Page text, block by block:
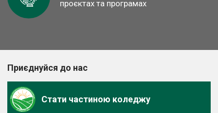
проєктах та програмах
Приєднуйся до нас
Стати частиною коледжу